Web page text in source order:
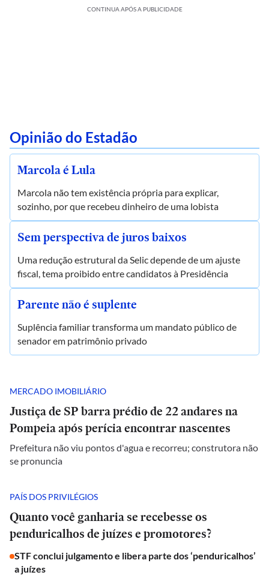
CONTINUA APÓS A PUBLICIDADE
Opinião do Estadão
Marcola é Lula
Marcola não tem existência própria para explicar,
sozinho, por que recebeu dinheiro de uma lobista
Sem perspectiva de juros baixos
Uma redução estrutural da Selic depende de um ajuste
fiscal, tema proibido entre candidatos à Presidência
Parente não é suplente
Suplência familiar transforma um mandato público de
senador em patrimônio privado
MERCADO IMOBILIÁRIO
Justiça de SP barra prédio de 22 andares na
Pompeia após perícia encontrar nascentes
Prefeitura não viu pontos d'agua e recorreu; construtora não
se pronuncia
PAÍS DOS PRIVILÉGIOS
Quanto você ganharia se recebesse os
penduricalhos de juízes e promotores?
STF conclui julgamento e libera parte dos ‘penduricalhos’
a juízes